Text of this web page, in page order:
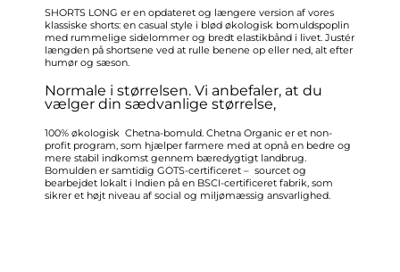
SHORTS LONG er en opdateret og længere version af vores
klassiske shorts: en casual style i blød økologisk bomuldspoplin
med rummelige sidelommer og bredt elastikbånd i livet. Justér
længden på shortsene ved at rulle benene op eller ned, alt efter
humør og sæson.
Normale i størrelsen. Vi anbefaler, at du
vælger din sædvanlige størrelse,
100% økologisk Chetna-bomuld. Chetna Organic er et non-
profit program, som hjælper farmere med at opnå en bedre og
mere stabil indkomst gennem bæredygtigt landbrug.
Bomulden er samtidig GOTS-certificeret – sourcet og
bearbejdet lokalt i Indien på en BSCI-certificeret fabrik, som
sikrer et højt niveau af social og miljømæssig ansvarlighed.